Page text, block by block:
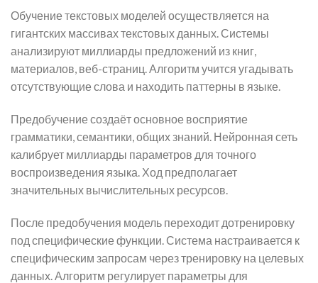
Обучение текстовых моделей осуществляется на
гигантских массивах текстовых данных. Системы
анализируют миллиарды предложений из книг,
материалов, веб-страниц. Алгоритм учится угадывать
отсутствующие слова и находить паттерны в языке.
Предобучение создаёт основное восприятие
грамматики, семантики, общих знаний. Нейронная сеть
калибрует миллиарды параметров для точного
воспроизведения языка. Ход предполагает
значительных вычислительных ресурсов.
После предобучения модель переходит дотренировку
под специфические функции. Система настраивается к
специфическим запросам через тренировку на целевых
данных. Алгоритм регулирует параметры для